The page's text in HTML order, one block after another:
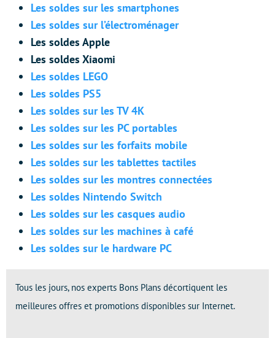
Les soldes sur les smartphones
Les soldes sur l’électroménager
Les soldes Apple
Les soldes Xiaomi
Les soldes LEGO
Les soldes PS5
Les soldes sur les TV 4K
Les soldes sur les PC portables
Les soldes sur les forfaits mobile
Les soldes sur les tablettes tactiles
Les soldes sur les montres connectées
Les soldes Nintendo Switch
Les soldes sur les casques audio
Les soldes sur les machines à café
Les soldes sur le hardware PC
Tous les jours, nos experts Bons Plans décortiquent les
meilleures offres et promotions disponibles sur Internet.